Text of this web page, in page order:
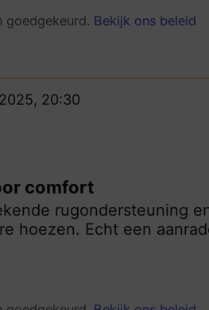
goedgekeurd. Bekijk ons beleid
20:30
comfort
rugondersteuning
hoezen. Echt een